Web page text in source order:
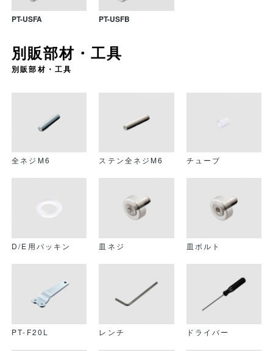
PT-USFA PT-USFB
PT-KF PT-NSF PT-DSF
PT-DSS PT-DSR PT-SDS
PT-ESF PT-ESS PT-ESR
別販部材・工具
別販部材・工具
全ネジM6 ステン全ネジM6 チューブ
D/E用パッキン 皿ネジ 皿ボルト
PT-F20L レンチ ドライバー